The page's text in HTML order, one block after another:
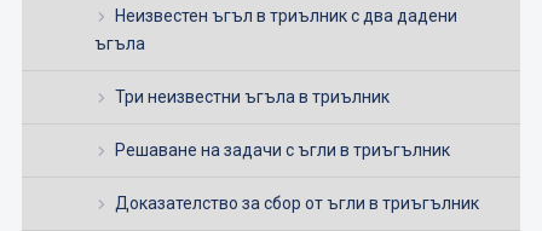
Неизвестен ъгъл в триълник с два дадени
ъгъла
Три неизвестни ъгъла в триълник
Решаване на задачи с ъгли в триъгълник
Доказателство за сбор от ъгли в триъгълник